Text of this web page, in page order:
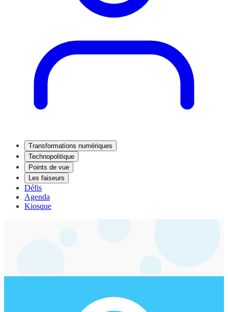
Transformations numériques
Technopolitique
Points de vue
Les faiseurs
Défis
Agenda
Kiosque